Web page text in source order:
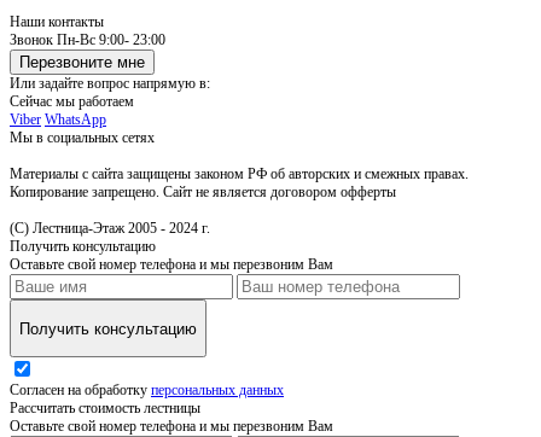
Наши контакты
Звонок Пн-Вс 9:00- 23:00
Перезвоните мне
Или задайте вопрос напрямую в:
Сейчас мы работаем
Viber WhatsApp
Мы в социальных сетях
Материалы с сайта защищены законом РФ об авторских и смежных правах.
Копирование запрещено. Сайт не является договором офферты
(С) Лестница-Этаж 2005 - 2024 г.
Получить консультацию
Оставьте свой номер телефона и мы перезвоним Вам
Получить консультацию
Согласен на обработку персональных данных
Рассчитать стоимость лестницы
Оставьте свой номер телефона и мы перезвоним Вам